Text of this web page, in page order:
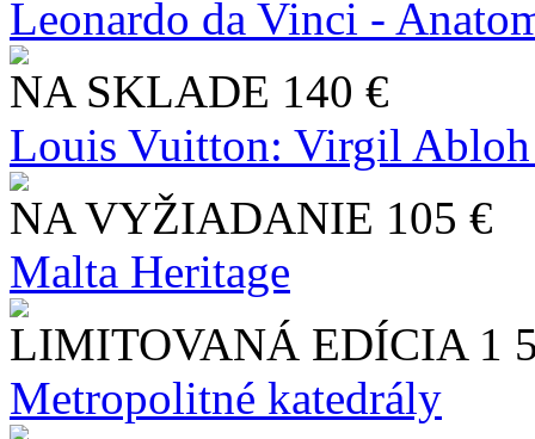
Leonardo da Vinci -
NA SKLADE 140 €
Louis Vuitton: Virgil
NA VYŽIADANIE 105 €
Malta Heritage
LIMITOVANÁ EDÍCIA 1
Metropolitné katedrály